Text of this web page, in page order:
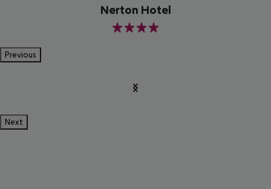
Nerton Hotel
4
Previous
Next